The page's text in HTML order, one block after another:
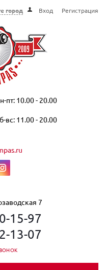
город Вход Регистрация
10.00 - 20.00
11.00 - 20.00
7
15-97
13-07